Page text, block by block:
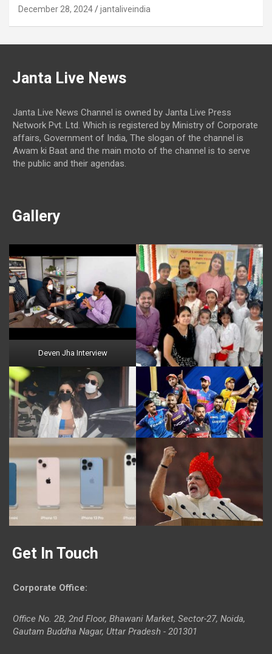
December 28, 2024 jantaliveindia
Janta Live News
Janta Live News Channel is owned by Janta Live Press
Network Pvt. Ltd. Which is registered by Ministry of Corporate
affairs, Government of India, The slogan of the channel is
Awam ki Baat and the main moto of the channel is to serve
the public and their agendas.
Gallery
Deven Jha Interview
Get In Touch
Corporate Office:
Office No. 2B, 2nd Floor, Bhawani Market, Sector-27, Noida,
Gautam Buddha Nagar, Uttar Pradesh - 201301